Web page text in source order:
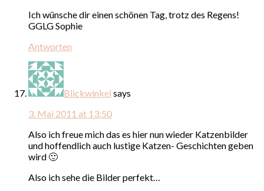
Ich wünsche dir einen schönen Tag, trotz des Regens!
GGLG Sophie
Antworten
Blickwinkel says
3. Mai 2011 at 13:50
Also ich freue mich das es hier nun wieder Katzenbilder
und hoffendlich auch lustige Katzen- Geschichten geben
wird 🙂
Also ich sehe die Bilder perfekt…